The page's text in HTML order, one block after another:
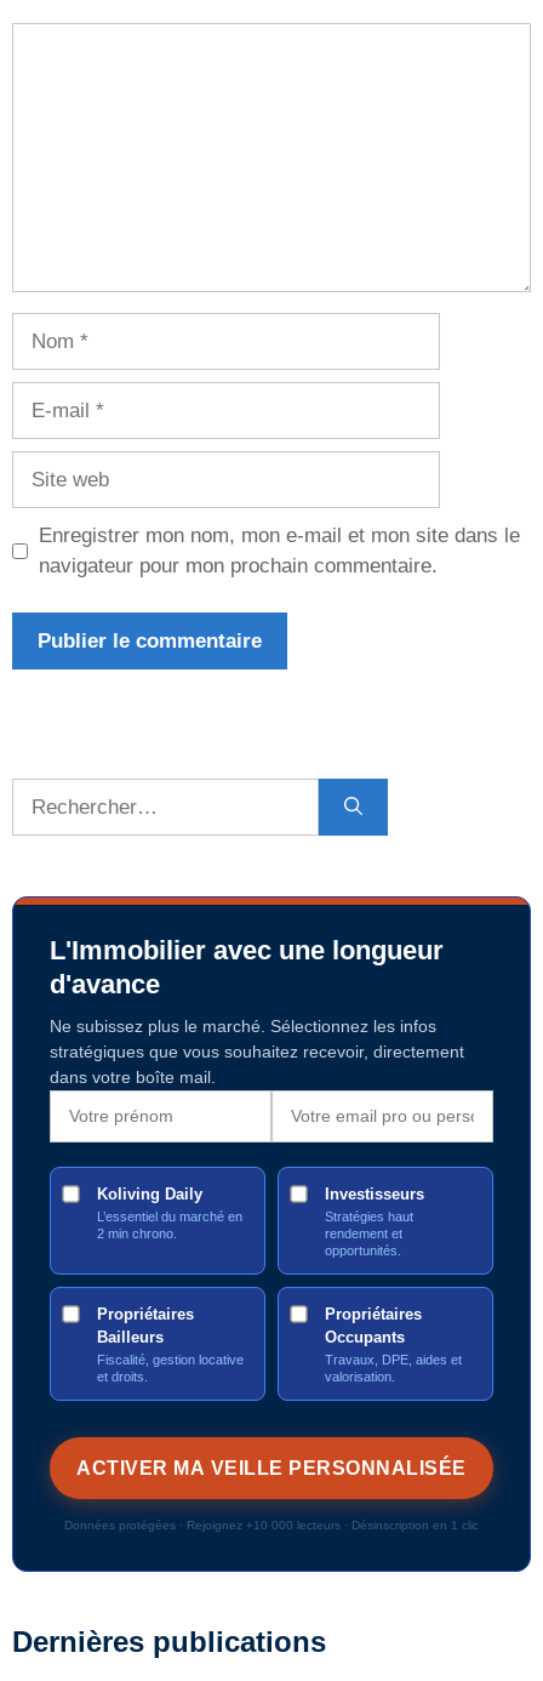
Enregistrer mon nom, mon e-mail et mon site dans le
navigateur pour mon prochain commentaire.
L'Immobilier avec une longueur
d'avance
Ne subissez plus le marché. Sélectionnez les infos
stratégiques que vous souhaitez recevoir, directement
dans votre boîte mail.
Koliving Daily
L’essentiel du marché en
2 min chrono.
Investisseurs
Stratégies haut
rendement et
opportunités.
Propriétaires
Bailleurs
Fiscalité, gestion locative
et droits.
Propriétaires
Occupants
Travaux, DPE, aides et
valorisation.
Données protégées · Rejoignez +10 000 lecteurs · Désinscription en 1 clic
Dernières publications